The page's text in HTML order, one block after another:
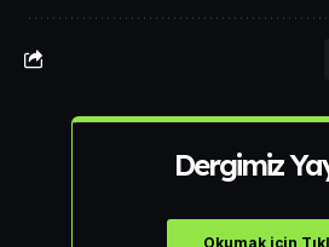
Dergimiz
Okumak için